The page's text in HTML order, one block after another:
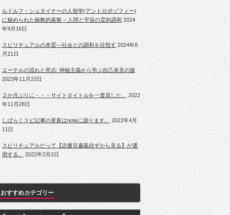
ルドルフ・シュタイナーの人智学(アントロポゾフィー)
に秘められた秘教的基盤 – 人間と宇宙の霊的調和 2024
年9月16日
スピリチュアルの本質―社会との調和を目指す 2024年8
月21日
エーテルの流れと意志: 神秘主義から学ぶ自己発見の旅
2023年11月22日
２か月ぶりに・・・サイトタイトルを一度戻した。
2022
年11月28日
しばらくスピ記事の更新はnoteに譲ります。
2022年4月
11日
スピリチュアルだって【読書百遍義自ずから見る】が通
用する。
2022年2月2日
おすすめカテゴリー